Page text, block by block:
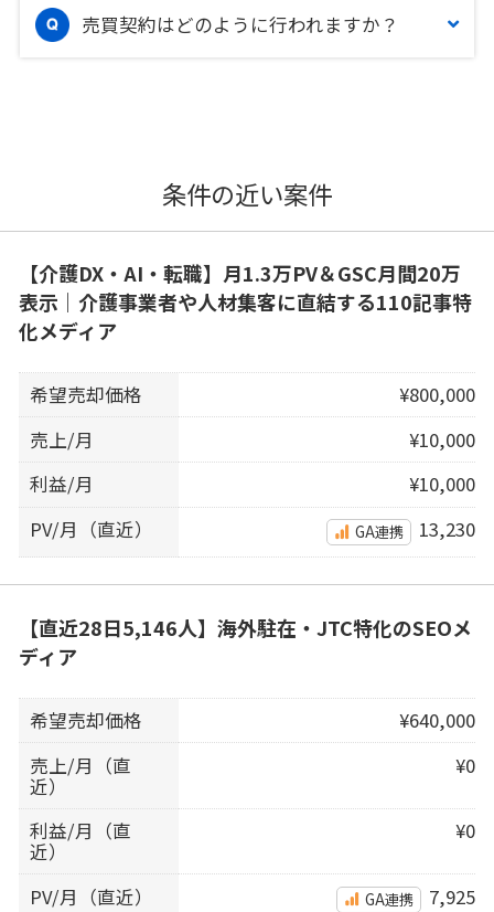
売買契約はどのように行われますか？
条件の近い案件
【介護DX・AI・転職】月1.3万PV＆GSC月間20万
表示｜介護事業者や人材集客に直結する110記事特
化メディア
希望売却価格
¥800,000
売上/月
¥10,000
利益/月
¥10,000
PV/月（直近）
GA連携 13,230
【直近28日5,146人】海外駐在・JTC特化のSEOメ
ディア
希望売却価格
¥640,000
売上/月（直
近）
¥0
利益/月（直
近）
¥0
PV/月（直近） GA連携 7,925